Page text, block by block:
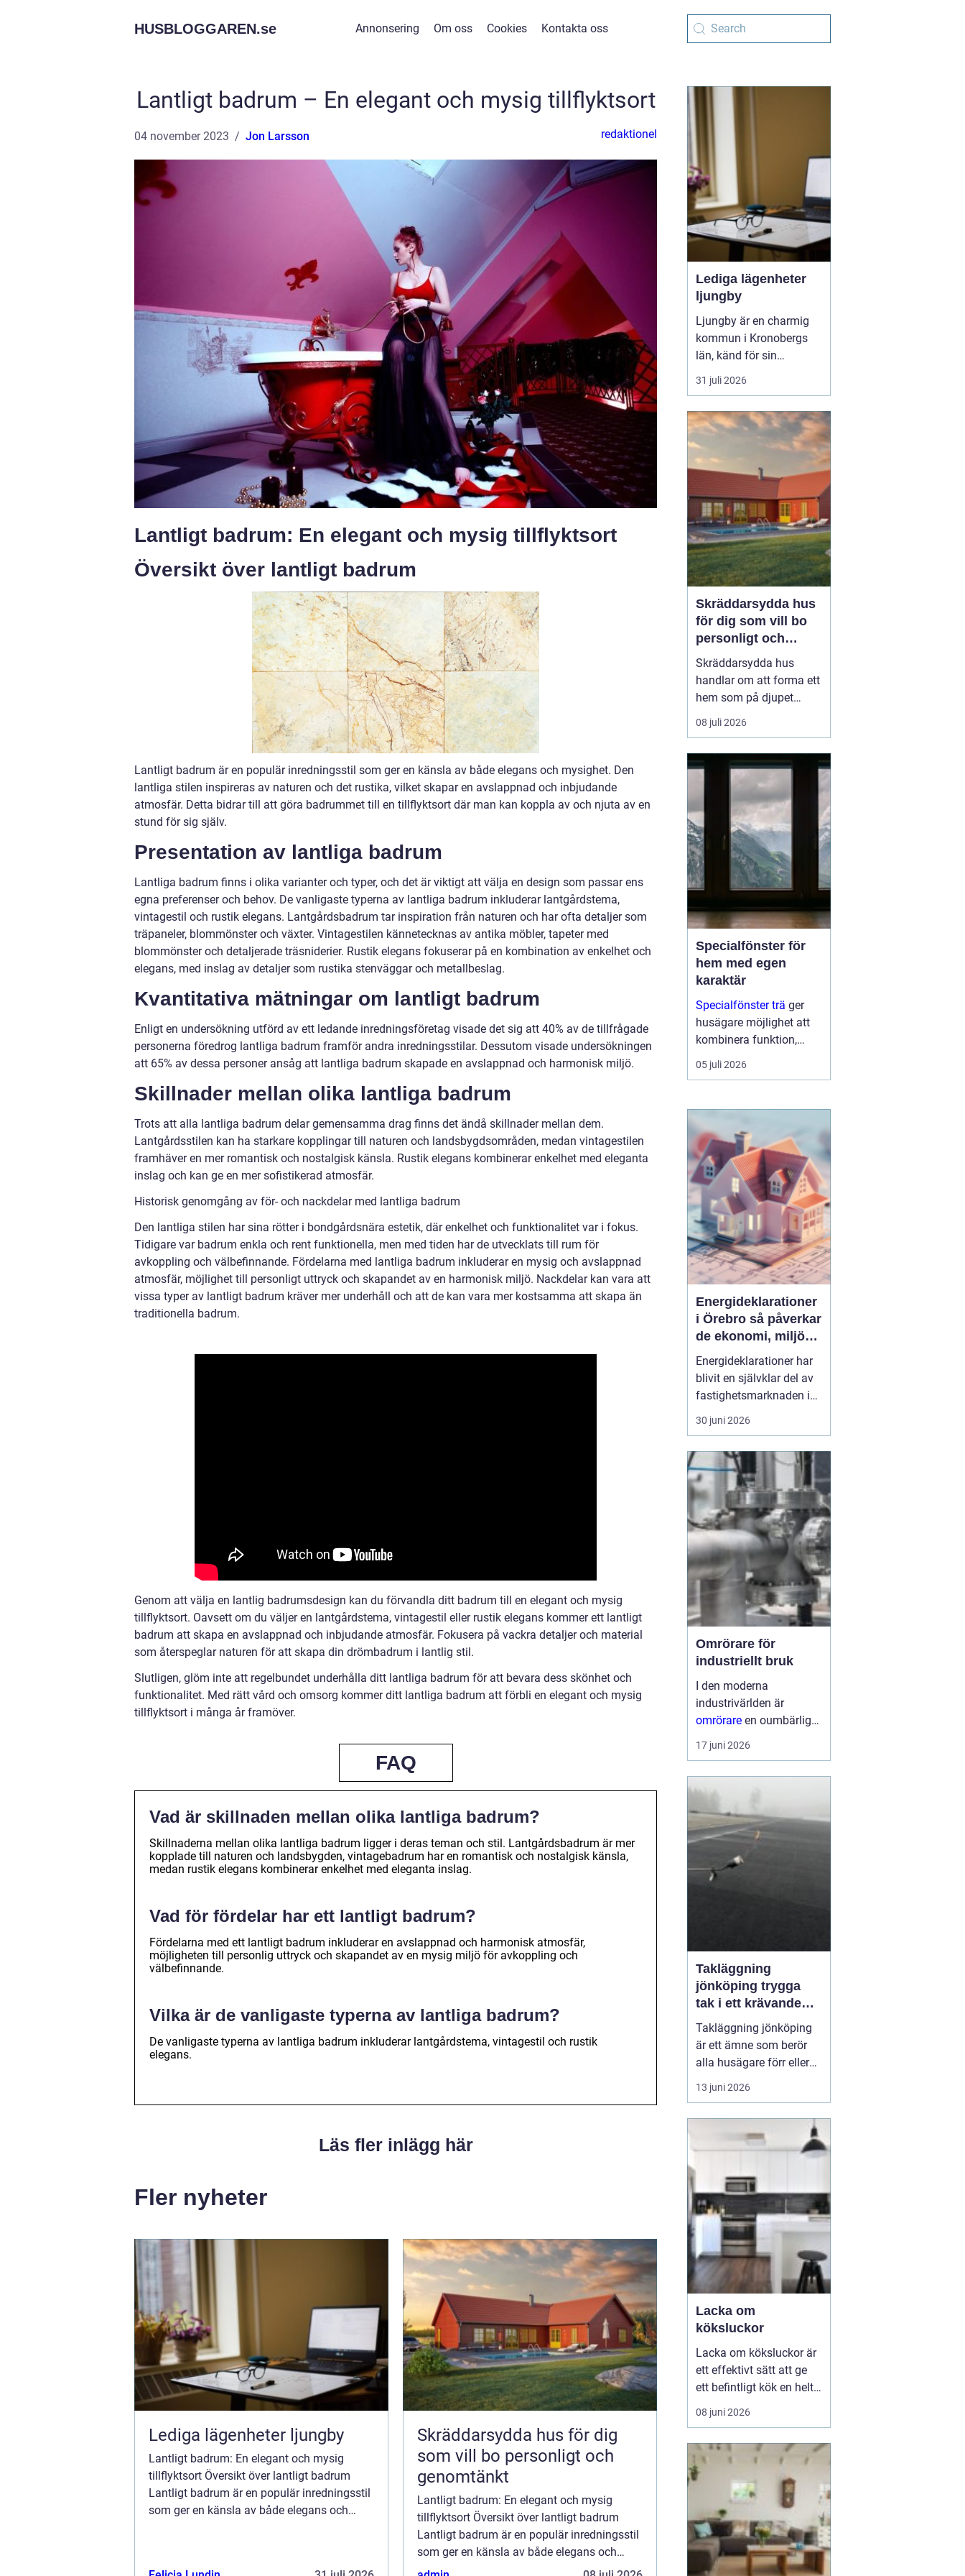
HUSBLOGGAREN.se Annonsering Om oss Cookies Kontakta oss
Lantligt badrum – En elegant och mysig tillflyktsort
04 november 2023 Jon Larsson redaktionel
Lantligt badrum: En elegant och mysig tillflyktsort
Översikt över lantligt badrum
Lantligt badrum är en populär inredningsstil som ger en känsla av både elegans och mysighet. Den
lantliga stilen inspireras av naturen och det rustika, vilket skapar en avslappnad och inbjudande
atmosfär. Detta bidrar till att göra badrummet till en tillflyktsort där man kan koppla av och njuta av en
stund för sig själv.
Presentation av lantliga badrum
Lantliga badrum finns i olika varianter och typer, och det är viktigt att välja en design som passar ens
egna preferenser och behov. De vanligaste typerna av lantliga badrum inkluderar lantgårdstema,
vintagestil och rustik elegans. Lantgårdsbadrum tar inspiration från naturen och har ofta detaljer som
träpaneler, blommönster och växter. Vintagestilen kännetecknas av antika möbler, tapeter med
blommönster och detaljerade träsniderier. Rustik elegans fokuserar på en kombination av enkelhet och
elegans, med inslag av detaljer som rustika stenväggar och metallbeslag.
Kvantitativa mätningar om lantligt badrum
Enligt en undersökning utförd av ett ledande inredningsföretag visade det sig att 40% av de tillfrågade
personerna föredrog lantliga badrum framför andra inredningsstilar. Dessutom visade undersökningen
att 65% av dessa personer ansåg att lantliga badrum skapade en avslappnad och harmonisk miljö.
Skillnader mellan olika lantliga badrum
Trots att alla lantliga badrum delar gemensamma drag finns det ändå skillnader mellan dem.
Lantgårdsstilen kan ha starkare kopplingar till naturen och landsbygdsområden, medan vintagestilen
framhäver en mer romantisk och nostalgisk känsla. Rustik elegans kombinerar enkelhet med eleganta
inslag och kan ge en mer sofistikerad atmosfär.
Historisk genomgång av för- och nackdelar med lantliga badrum
Den lantliga stilen har sina rötter i bondgårdsnära estetik, där enkelhet och funktionalitet var i fokus.
Tidigare var badrum enkla och rent funktionella, men med tiden har de utvecklats till rum för
avkoppling och välbefinnande. Fördelarna med lantliga badrum inkluderar en mysig och avslappnad
atmosfär, möjlighet till personligt uttryck och skapandet av en harmonisk miljö. Nackdelar kan vara att
vissa typer av lantligt badrum kräver mer underhåll och att de kan vara mer kostsamma att skapa än
traditionella badrum.
Genom att välja en lantlig badrumsdesign kan du förvandla ditt badrum till en elegant och mysig
tillflyktsort. Oavsett om du väljer en lantgårdstema, vintagestil eller rustik elegans kommer ett lantligt
badrum att skapa en avslappnad och inbjudande atmosfär. Fokusera på vackra detaljer och material
som återspeglar naturen för att skapa din drömbadrum i lantlig stil.
Slutligen, glöm inte att regelbundet underhålla ditt lantliga badrum för att bevara dess skönhet och
funktionalitet. Med rätt vård och omsorg kommer ditt lantliga badrum att förbli en elegant och mysig
tillflyktsort i många år framöver.
FAQ
Vad är skillnaden mellan olika lantliga badrum?
Skillnaderna mellan olika lantliga badrum ligger i deras teman och stil. Lantgårdsbadrum är mer
kopplade till naturen och landsbygden, vintagebadrum har en romantisk och nostalgisk känsla,
medan rustik elegans kombinerar enkelhet med eleganta inslag.
Vad för fördelar har ett lantligt badrum?
Fördelarna med ett lantligt badrum inkluderar en avslappnad och harmonisk atmosfär,
möjligheten till personlig uttryck och skapandet av en mysig miljö för avkoppling och
välbefinnande.
Vilka är de vanligaste typerna av lantliga badrum?
De vanligaste typerna av lantliga badrum inkluderar lantgårdstema, vintagestil och rustik
elegans.
Läs fler inlägg här
Fler nyheter
Lediga lägenheter ljungby
Lantligt badrum: En elegant och mysig
tillflyktsort Översikt över lantligt badrum
Lantligt badrum är en populär inredningsstil
som ger en känsla av både elegans och
Skräddarsydda hus för dig
som vill bo personligt och
genomtänkt
Lantligt badrum: En elegant och mysig
tillflyktsort Översikt över lantligt badrum
Lantligt badrum är en populär inredningsstil
som ger en känsla av både elegans och
mysighet. Den lantliga stilen inspireras av
Lediga lägenheter
ljungby
Ljungby är en charmig
kommun i Kronobergs
län, känd för sin
exportorienterade
verkstadsindustri och
För den som söker ett
nytt hem erbjuder
Ljungby en rad
spännande alternativ i
form av lediga
lägenheter. Här utforskar
vi denn...
31 juli 2026
Skräddarsydda hus
för dig som vill bo
personligt och
genomtänkt
Skräddarsydda hus
handlar om att forma ett
hem som på djupet
speglar hur en familj
lever, snarare än att
färdigt standardhus. På
samma sätt som en
skräddarsydd kostym
sitter bättre ä...
08 juli 2026
Specialfönster för
hem med egen
karaktär
Specialfönster trä ger
husägare möjlighet att
kombinera funktion,
energioptimering och
arkitektur på ett sätt som
05 juli 2026
Energideklarationer
i Örebro så påverkar
de ekonomi, miljö
och boende
Energideklarationer har
blivit en självklar del av
fastighetsmarknaden i
Sverige. De visar hur
mycket energi en
vilka åtgärder som kan
minska förbrukningen.
För bostadsägare och
fastighetsförvaltare i
Örebro handlar det både
om p...
30 juni 2026
Omrörare för
industriellt bruk
I den moderna
industrivärlden är
omrörare en oumbärlig
del av många
produktionsprocesser.
säkerställer att material
17 juni 2026
Takläggning
jönköping trygga
tak i ett krävande
småländskt klimat
Takläggning jönköping
är ett ämne som berör
alla husägare förr eller
senare. Taket är husets
viktigaste skydd mot
och när taket sviktar
påverkas både
energikostnader och
husets långsiktiga värde.
Många väntar f...
13 juni 2026
Lacka om
köksluckor
Lacka om köksluckor är
ett effektivt sätt att ge
ett befintligt kök en helt
ny känsla utan att byta
stommar eller
väljer att förnya köket på
det här sättet för att
hålla kostnaderna nere,
minska avfallet och
samtidigt få en slät oc...
08 juni 2026